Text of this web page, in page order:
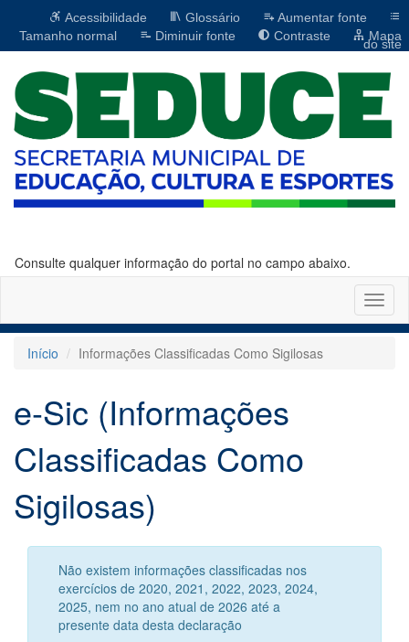
Acessibilidade Glossário
Aumentar fonte
Tamanho normal
Diminuir fonte Contraste Mapa
do site
Consulte qualquer informação do portal no campo abaixo.
Início
Informações Classificadas Como Sigilosas
e-Sic (Informações
Classificadas Como
Sigilosas)
Não existem informações classificadas nos
exercícios de 2020, 2021, 2022, 2023, 2024,
2025, nem no ano atual de 2026 até a
presente data desta declaração